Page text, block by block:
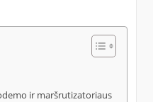
ir maršrutizatoriaus